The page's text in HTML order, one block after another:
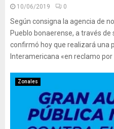
10/06/2019 0
Según consigna la agencia de
Pueblo bonaerense, a través de
confirmó hoy que realizará una
Interamericana «en reclamo por
Zonales